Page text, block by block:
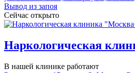
Вывод из запоя
Сейчас открыто
Наркологическая
В нашей клинике работают